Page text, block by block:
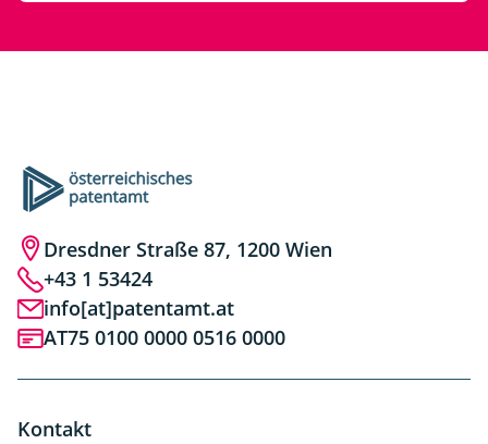
Dresdner Straße 87, 1200 Wien
+43 1 53424
info[at]patentamt.at
AT75 0100 0000 0516 0000
Kontakt